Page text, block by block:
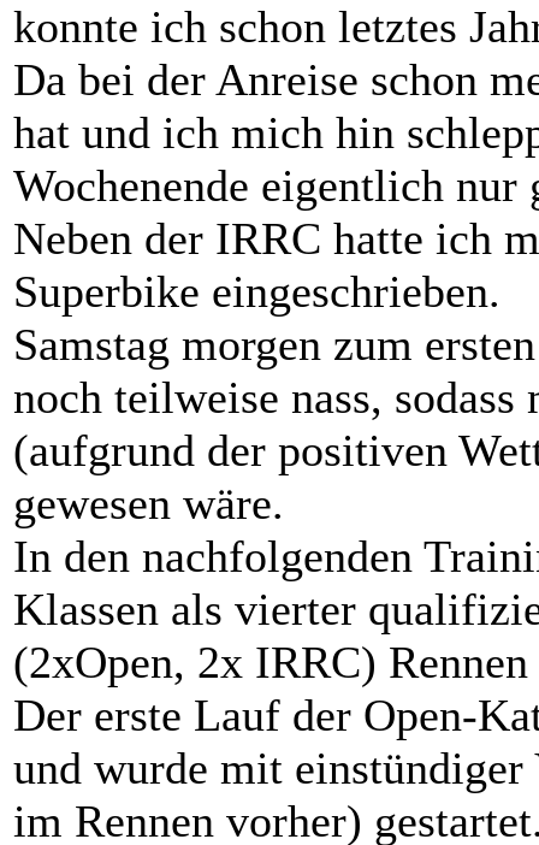
konnte ich schon letztes
Da bei der Anreise schon
hat und ich mich hin
Wochenende eigentlich nur
Neben der IRRC hatte ich
Superbike eingeschrieben.
Samstag morgen zum
noch teilweise nass,
(aufgrund der positiven
gewesen wäre.
In den nachfolgenden
Klassen als vierter
(2xOpen, 2x IRRC)
Der erste Lauf der Open-
und wurde mit
im Rennen vorher)